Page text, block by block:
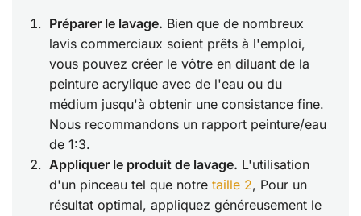
Préparer le lavage. Bien que de nombreux
lavis commerciaux soient prêts à l'emploi,
vous pouvez créer le vôtre en diluant de la
peinture acrylique avec de l'eau ou du
médium jusqu'à obtenir une consistance fine.
Nous recommandons un rapport peinture/eau
de 1:3.
Appliquer le produit de lavage. L'utilisation
d'un pinceau tel que notre taille 2, Pour un
résultat optimal, appliquez généreusement le